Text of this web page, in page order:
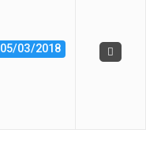
05/03/2018